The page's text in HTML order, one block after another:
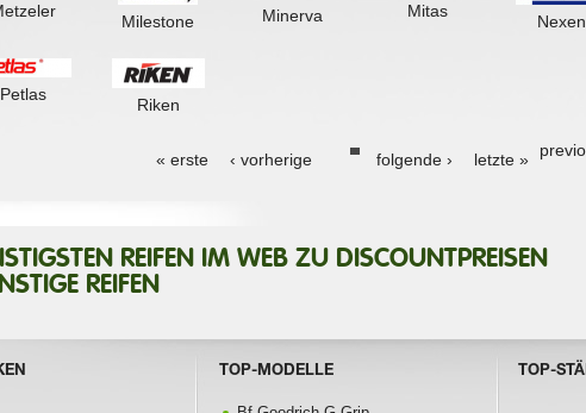
Milestone Minerva Mitas
Nexen
Petlas
Riken
« erste ‹ vorherige folgende › letzte »
REIFEN IM WEB ZU DISCOUNTPREISEN
REIFEN
TOP-MODELLE TOP-